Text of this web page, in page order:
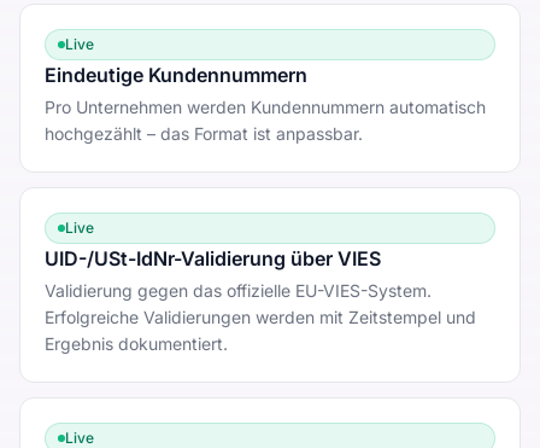
Live
Eindeutige Kundennummern
Pro Unternehmen werden Kundennummern automatisch
hochgezählt – das Format ist anpassbar.
Live
UID-/USt-IdNr-Validierung über VIES
Validierung gegen das offizielle EU-VIES-System.
Erfolgreiche Validierungen werden mit Zeitstempel und
Ergebnis dokumentiert.
Live